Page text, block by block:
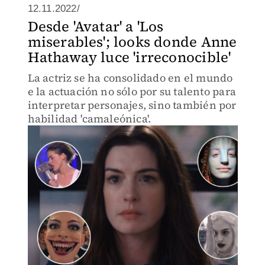
12.11.2022/
Desde 'Avatar' a 'Los
miserables'; looks donde Anne
Hathaway luce 'irreconocible'
La actriz se ha consolidado en el mundo
e la actuación no sólo por su talento para
interpretar personajes, sino también por
habilidad 'camaleónica'.